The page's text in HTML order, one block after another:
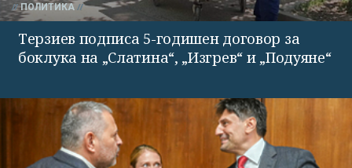
ПОЛИТИКА
Терзиев подписа 5-годишен договор за
боклука на „Слатина“, „Изгрев“ и „Подуяне“